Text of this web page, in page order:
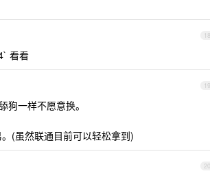
18
看看
19
一样不愿意换。
(虽然联通目前可以轻松拿到)
20